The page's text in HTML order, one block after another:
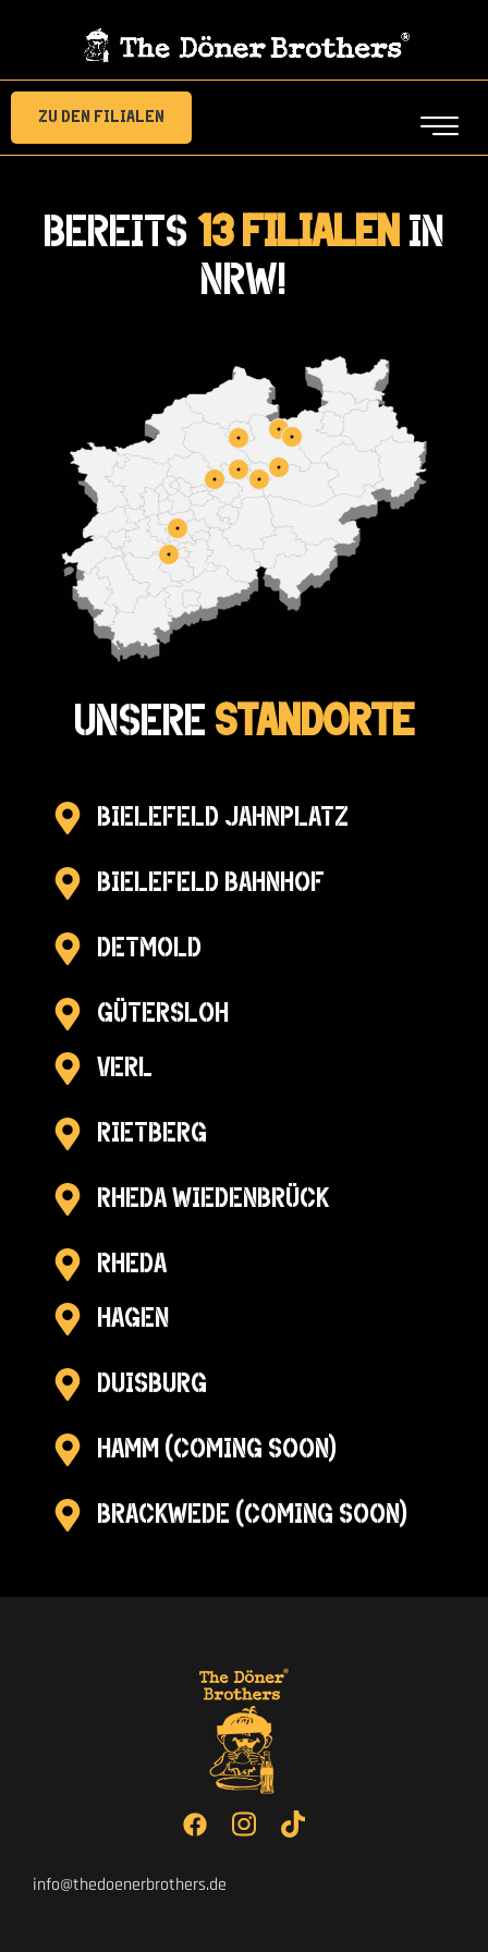
Zu den Filialen
Bereits 13 Filialenin
NRW!
Unsere Standorte
Bielefeld Jahnplatz
Bielefeld Bahnhof
Detmold
Gütersloh
Verl
Rietberg
Rheda wiedenbrück
Rheda
Hagen
Duisburg
Hamm (Coming Soon)
Brackwede (Coming Soon)
info@thedoenerbrothers.de